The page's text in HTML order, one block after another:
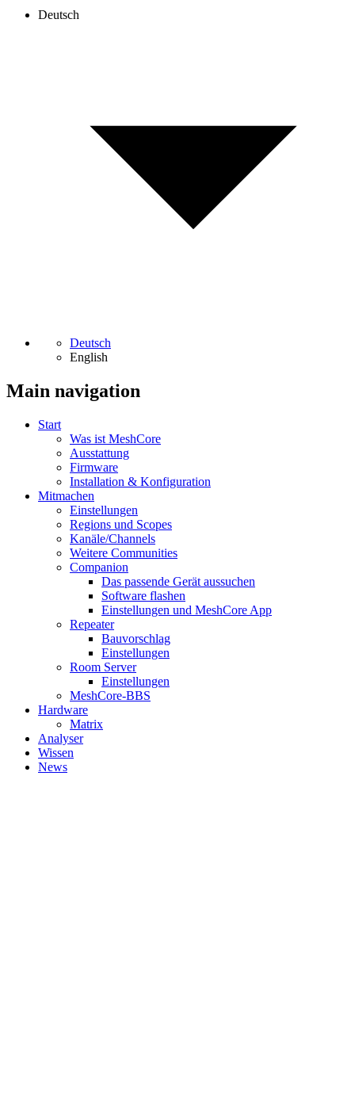
Deutsch
Deutsch
English
Main navigation
Start
Was ist MeshCore
Ausstattung
Firmware
Installation & Konfiguration
Mitmachen
Einstellungen
Regions und Scopes
Kanäle/Channels
Weitere Communities
Companion
Das passende Gerät aussuchen
Software flashen
Einstellungen und MeshCore App
Repeater
Bauvorschlag
Einstellungen
Room Server
Einstellungen
MeshCore-BBS
Hardware
Matrix
Analyser
Wissen
News